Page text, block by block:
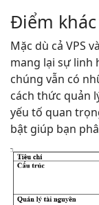
Điểm khác
Mặc dù cả VPS
mang lại sự linh
chúng vẫn có
cách thức quản
yếu tố quan
bật giúp bạn